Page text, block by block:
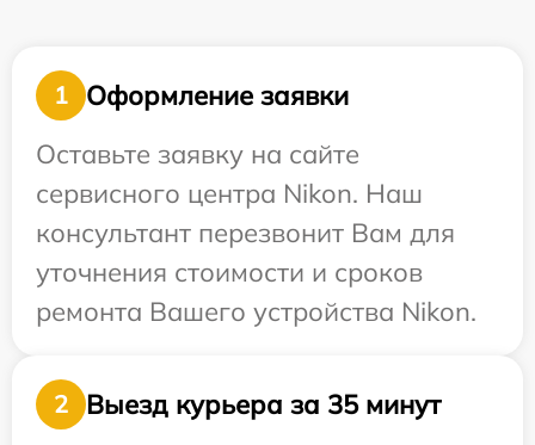
1
Оформление заявки
Оставьте заявку на сайте
сервисного центра Nikon. Наш
консультант перезвонит Вам для
уточнения стоимости и сроков
ремонта Вашего устройства Nikon.
2
Выезд курьера за 35 минут